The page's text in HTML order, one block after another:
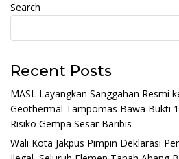
Search
Recent Posts
MASL Layangkan Sanggahan Resmi
Geothermal Tampomas Bawa Bukti
Risiko Gempa Sesar Baribis
Wali Kota Jakpus Pimpin Deklarasi